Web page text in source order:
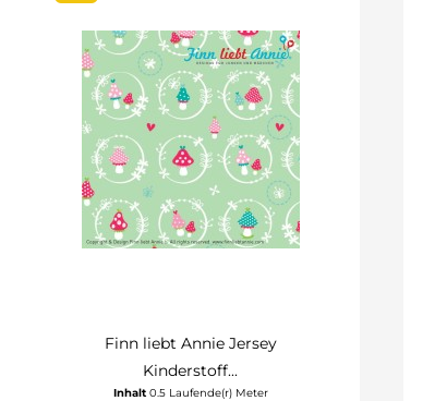
Finn liebt Annie Jersey
Kinderstoff...
Inhalt 0.5 Laufende(r) Meter